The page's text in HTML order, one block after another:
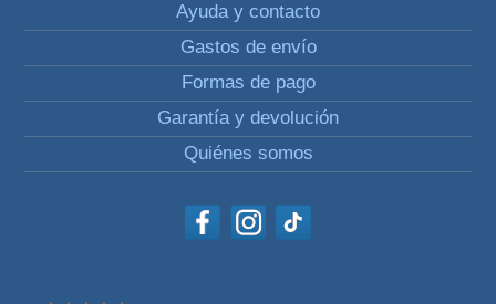
Ayuda y contacto
Gastos de envío
Formas de pago
Garantía y devolución
Quiénes somos